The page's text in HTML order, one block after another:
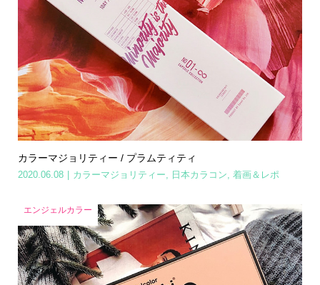
カラーマジョリティー / プラムティティ
2020.06.08 カラーマジョリティー, 日本カラコン, 着画＆レポ
エンジェルカラー